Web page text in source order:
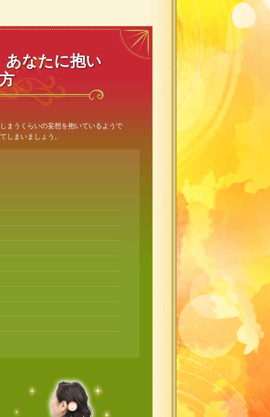
なたに抱い
まうくらいの妄想を抱いているようで
しまいましょう。